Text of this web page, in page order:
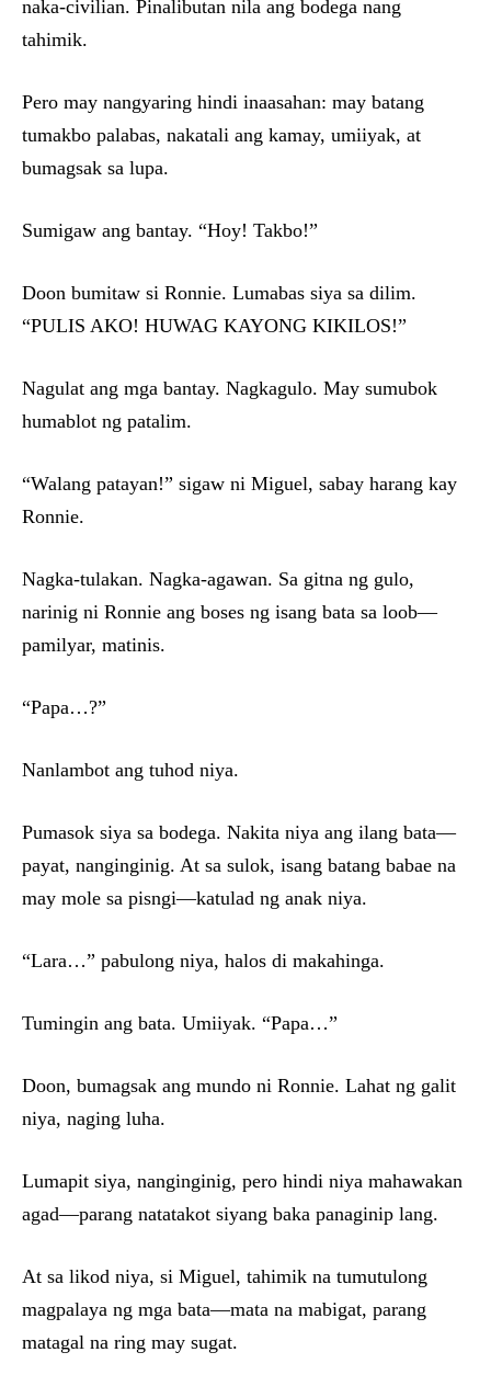
naka-civilian. Pinalibutan nila ang bodega nang
tahimik.
Pero may nangyaring hindi inaasahan: may batang
tumakbo palabas, nakatali ang kamay, umiiyak, at
bumagsak sa lupa.
Sumigaw ang bantay. “Hoy! Takbo!”
Doon bumitaw si Ronnie. Lumabas siya sa dilim.
“PULIS AKO! HUWAG KAYONG KIKILOS!”
Nagulat ang mga bantay. Nagkagulo. May sumubok
humablot ng patalim.
“Walang patayan!” sigaw ni Miguel, sabay harang kay
Ronnie.
Nagka-tulakan. Nagka-agawan. Sa gitna ng gulo,
narinig ni Ronnie ang boses ng isang bata sa loob—
pamilyar, matinis.
“Papa…?”
Nanlambot ang tuhod niya.
Pumasok siya sa bodega. Nakita niya ang ilang bata—
payat, nanginginig. At sa sulok, isang batang babae na
may mole sa pisngi—katulad ng anak niya.
“Lara…” pabulong niya, halos di makahinga.
Tumingin ang bata. Umiiyak. “Papa…”
Doon, bumagsak ang mundo ni Ronnie. Lahat ng galit
niya, naging luha.
Lumapit siya, nanginginig, pero hindi niya mahawakan
agad—parang natatakot siyang baka panaginip lang.
At sa likod niya, si Miguel, tahimik na tumutulong
magpalaya ng mga bata—mata na mabigat, parang
matagal na ring may sugat.